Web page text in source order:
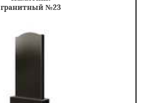
гранитный №23